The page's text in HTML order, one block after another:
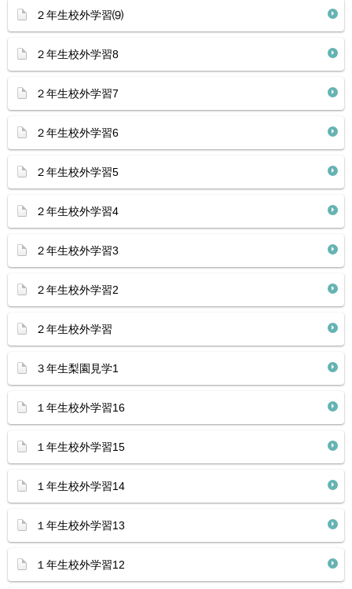
２年生校外学習⑼
２年生校外学習8
２年生校外学習7
２年生校外学習6
２年生校外学習5
２年生校外学習4
２年生校外学習3
２年生校外学習2
２年生校外学習
３年生梨園見学1
１年生校外学習16
１年生校外学習15
１年生校外学習14
１年生校外学習13
１年生校外学習12